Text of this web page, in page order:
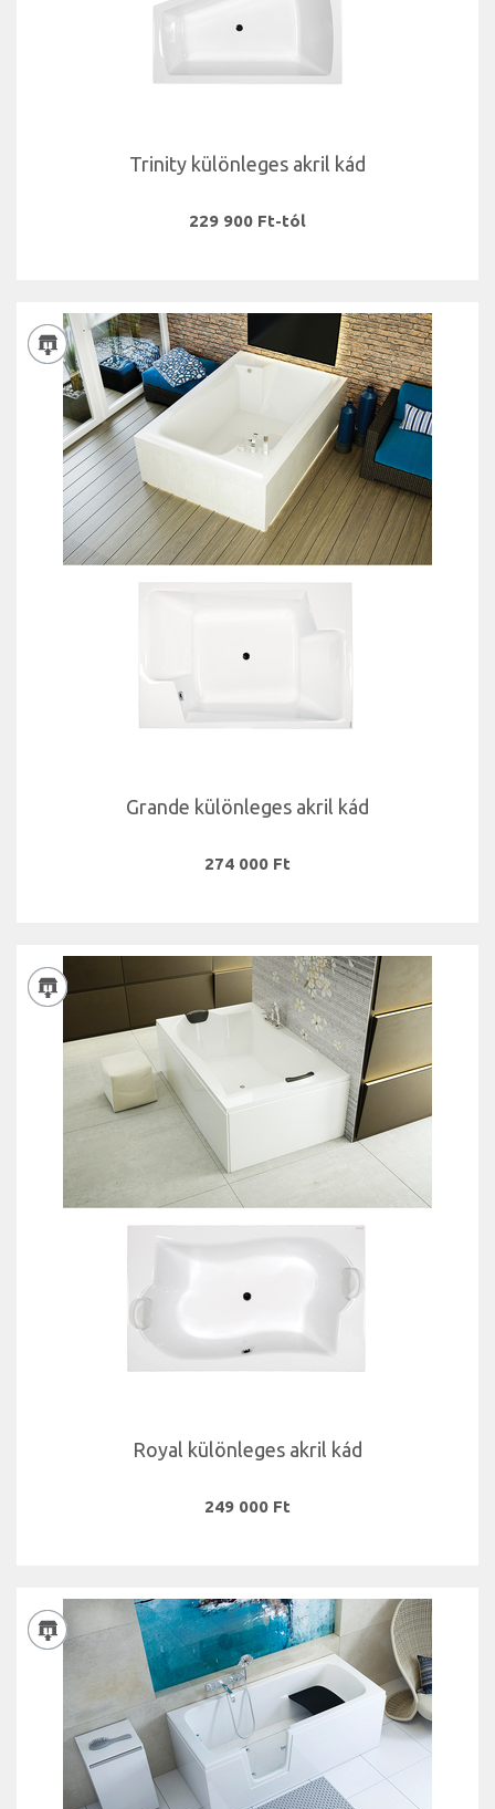
Trinity különleges akril kád
229 900 Ft-tól
Grande különleges akril kád
274 000 Ft
Royal különleges akril kád
249 000 Ft